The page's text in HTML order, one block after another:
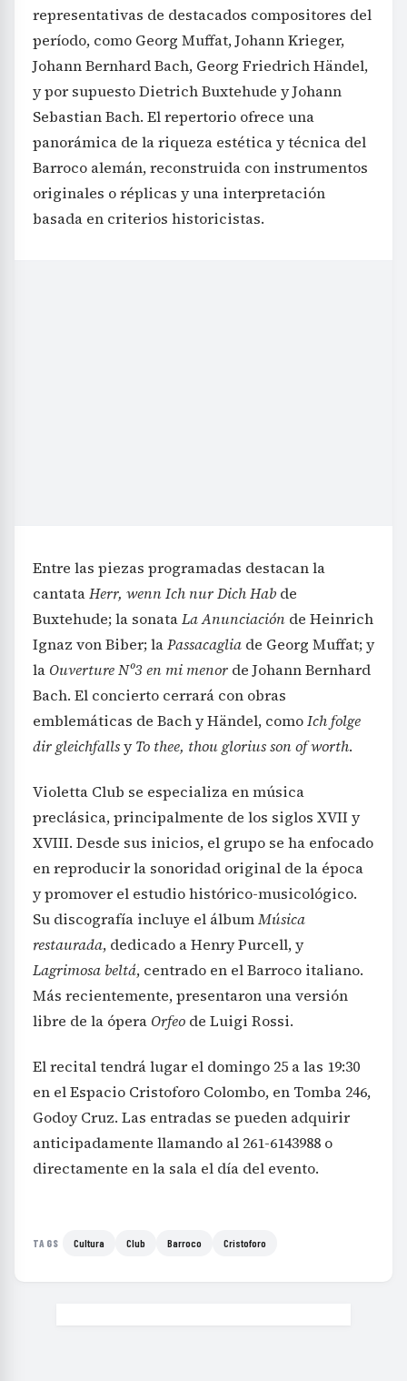
representativas de destacados compositores del
período, como Georg Muffat, Johann Krieger,
Johann Bernhard Bach, Georg Friedrich Händel,
y por supuesto Dietrich Buxtehude y Johann
Sebastian Bach. El repertorio ofrece una
panorámica de la riqueza estética y técnica del
Barroco alemán, reconstruida con instrumentos
originales o réplicas y una interpretación
basada en criterios historicistas.
Entre las piezas programadas destacan la
cantataHerr, wenn Ich nur Dich Hab de
Buxtehude; la sonataLa Anunciación de Heinrich
Ignaz von Biber; laPassacaglia de Georg Muffat; y
la Ouverture Nº3 en mi menor de Johann Bernhard
Bach. El concierto cerrará con obras
emblemáticas de Bach y Händel, comoIch folge
dir gleichfallsyTo thee, thou glorius son of worth.
Violetta Club se especializa en música
preclásica, principalmente de los siglos XVII y
XVIII. Desde sus inicios, el grupo se ha enfocado
en reproducir la sonoridad original de la época
y promover el estudio histórico-musicológico.
Su discografía incluye el álbumMúsica
restaurada, dedicado a Henry Purcell, y
Lagrimosa beltá, centrado en el Barroco italiano.
Más recientemente, presentaron una versión
libre de la ópera Orfeo de Luigi Rossi.
El recital tendrá lugar el domingo 25 a las 19:30
en el Espacio Cristoforo Colombo, en Tomba 246,
Godoy Cruz. Las entradas se pueden adquirir
anticipadamente llamando al 261-6143988 o
directamente en la sala el día del evento.
TAGS Cultura Club Barroco Cristoforo